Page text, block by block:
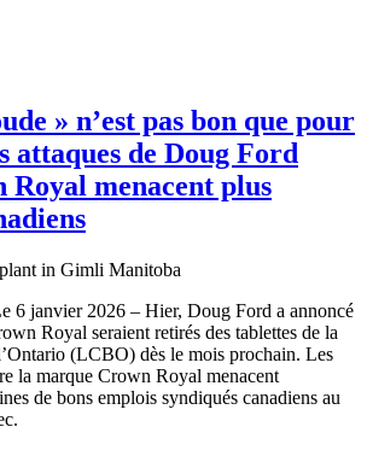
» n’est pas bon que pour
attaques de Doug Ford
Royal menacent plus
6 janvier 2026 – Hier, Doug Ford a annoncé
Royal seraient retirés des tablettes de la
(LCBO) dès le mois prochain. Les
la marque Crown Royal menacent
de bons emplois syndiqués canadiens au